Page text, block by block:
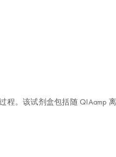
程。该试剂盒包括随